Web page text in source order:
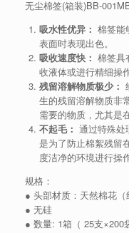
无尘棉签(箱装)BB-
吸水性优异： 棉签能
表面时表现出色。
吸收速度快： 棉签具
收液体或进行精细操
残留溶解物质极少：
生的残留溶解物质非
需要的物质，尤其是
不起毛： 通过特殊处
是为了防止棉絮残留
度洁净的环境进行操
规格：
● 头部材质：天然棉花
● 无硅
● 数量: 1箱（ 25支×200